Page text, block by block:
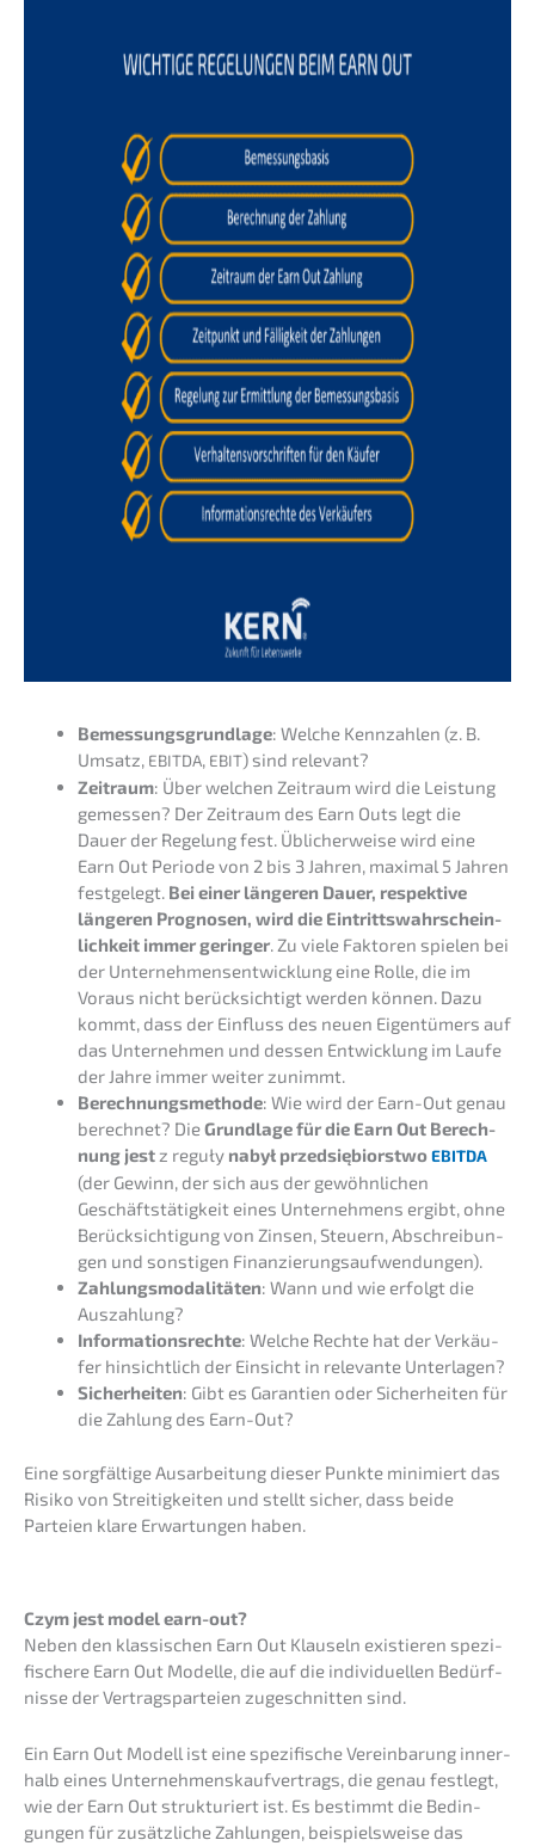
Bemes­sungs­grund­la­ge: Welche Kennzah­len (z. B.
Umsatz, EBITDA, EBIT) sind relevant?
Zeitraum: Über welchen Zeitraum wird die Leistung
gemes­sen? Der Zeitraum des Earn Outs legt die
Dauer der Regelung fest. Üblicher­wei­se wird eine
Earn Out Periode von 2 bis 3 Jahren, maximal 5 Jahren
festge­legt. Bei einer länge­ren Dauer, respek­ti­ve
länge­ren Progno­sen, wird die Eintritts­wahr­schein­
lich­keit immer gerin­ger. Zu viele Fakto­ren spielen bei
der Unter­neh­mens­ent­wick­lung eine Rolle, die im
Voraus nicht berück­sich­tigt werden können. Dazu
kommt, dass der Einfluss des neuen Eigen­tü­mers auf
das Unter­neh­men und dessen Entwick­lung im Laufe
der Jahre immer weiter zunimmt.
Berech­nungs­me­tho­de: Wie wird der Earn-Out genau
berech­net? DieGrund­la­ge für die Earn Out Berech­
nung jest z reguły nabył przedsię­bi­orst­woEBITDA
(der Gewinn, der sich aus der gewöhn­li­chen
Geschäfts­tä­tig­keit eines Unter­neh­mens ergibt, ohne
Berück­sich­ti­gung von Zinsen, Steuern, Abschrei­bun­
gen und sonsti­gen Finanzierungsaufwendungen).
Zahlungs­mo­da­li­tä­ten: Wann und wie erfolgt die
Auszahlung?
Infor­ma­ti­ons­rech­te: Welche Rechte hat der Verkäu­
fer hinsicht­lich der Einsicht in relevan­te Unterlagen?
Sicher­hei­ten: Gibt es Garan­tien oder Sicher­hei­ten für
die Zahlung des Earn-Out?
Eine sorgfäl­ti­ge Ausar­bei­tung dieser Punkte minimiert das
Risiko von Strei­tig­kei­ten und stellt sicher, dass beide
Partei­en klare Erwar­tun­gen haben.
Czym jest model earn-out?
Neben den klassi­schen Earn Out Klauseln existie­ren spezi­
fi­sche­re Earn Out Model­le, die auf die indivi­du­el­len Bedürf­
nis­se der Vertrags­par­tei­en zugeschnit­ten sind.
Ein Earn Out Modell ist eine spezi­fi­sche Verein­ba­rung inner­
halb eines Unter­neh­mens­kauf­ver­trags, die genau festlegt,
wie der Earn Out struk­tu­riert ist. Es bestimmt die Bedin­
gun­gen für zusätz­li­che Zahlun­gen, beispiels­wei­se das